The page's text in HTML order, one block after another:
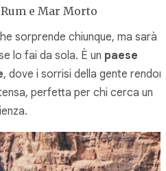
e Mar Morto
sorprende chiunque, ma sarà
lo fai da sola. È un paese
, dove i sorrisi della gente
perfetta per chi cerca un